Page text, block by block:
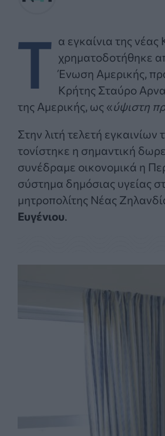
Τ α εγκαίνια της νέας
χρηματοδοτήθηκε
Ένωση Αμερικής,
Κρήτης Σταύρο
της Αμερικής, ως «ύψιστη
Στην λιτή τελετή
τονίστηκε η σημαντική
συνέδραμε οικονομικά η
σύστημα δημόσιας υγείας
μητροπολίτης Νέας
Ευγένιου.